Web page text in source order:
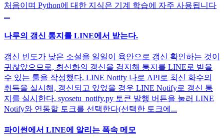
처음이며 Python에 대한 지식은 기계 학습에 자주 사용됩니다
...
나루의 갱신 통지를 LINE에서 받는다.
갱신 빈도가 낮은 소설을 일일이 육안으로 갱신 확인하는 것이
귀찮았으므로, 최신화의 갱신을 검지해 통지를 LINE로 받을
수 있는 툴을 작성했다. LINE Notify 나로 API로 최신 화수의
취득을 실시해, 갱신되고 있었을 경우 LINE Notify로 갱신 통
지를 실시한다. syosetu_notify.py 토큰 발행 버튼을 눌러 LINE
Notify와 연동할 토크를 선택한다(선택한 토크에...
파이썬에서 LINE에 알리는 폭속 메모